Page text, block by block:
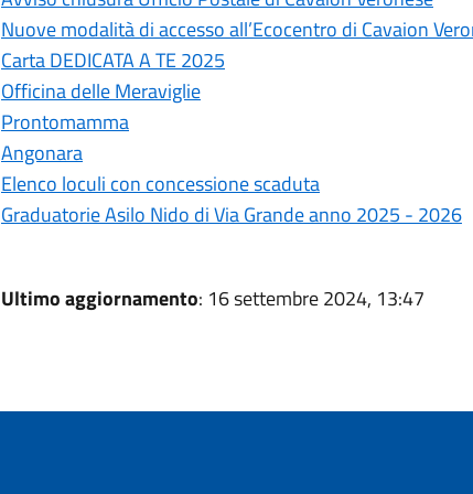
Nuove modalità di accesso all’Ecocentro di Cavaion
Carta DEDICATA A TE 2025
Officina delle Meraviglie
Prontomamma
Angonara
Elenco loculi con concessione scaduta
Graduatorie Asilo Nido di Via Grande anno 2025 - 2026
Ultimo aggiornamento: 16 settembre 2024, 13:47